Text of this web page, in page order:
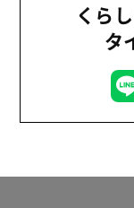
くら
タ